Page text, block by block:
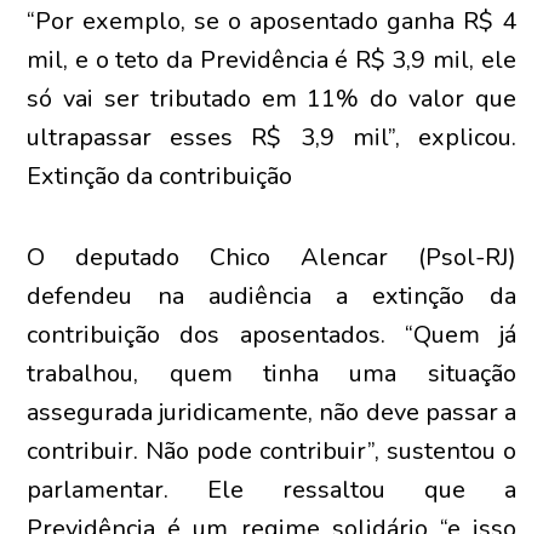
“Por exemplo, se o aposentado ganha R$ 4
mil, e o teto da Previdência é R$ 3,9 mil, ele
só vai ser tributado em 11% do valor que
ultrapassar esses R$ 3,9 mil”, explicou.
Extinção da contribuição
O deputado Chico Alencar (Psol-RJ)
defendeu na audiência a extinção da
contribuição dos aposentados. “Quem já
trabalhou, quem tinha uma situação
assegurada juridicamente, não deve passar a
contribuir. Não pode contribuir”, sustentou o
parlamentar. Ele ressaltou que a